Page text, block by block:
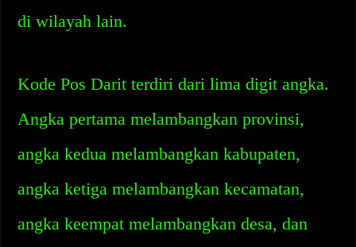
di wilayah lain.
Kode Pos Darit terdiri dari lima digit angka.
Angka pertama melambangkan provinsi,
angka kedua melambangkan kabupaten,
angka ketiga melambangkan kecamatan,
angka keempat melambangkan desa, dan